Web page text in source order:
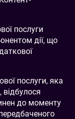
послуги
дії, що
послуги, яка
відбулося
до моменту